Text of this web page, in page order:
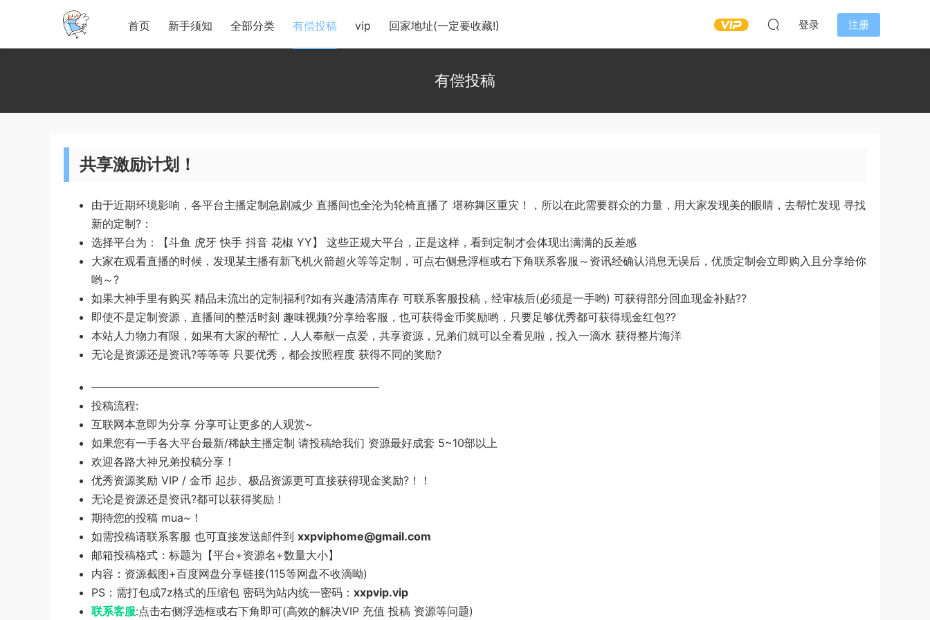
首页 新手须知 全部分类 有偿投稿 vip 回家地址(一定要收藏!) 登录 注册
有偿投稿
共享激励计划！
由于近期环境影响，各平台主播定制急剧减少 直播间也全沦为轮椅直播了 堪称舞区重灾！，所以在此需要群众的力量，用大家发现美的眼睛，去帮忙发现 寻找
新的定制?：
选择平台为：【斗鱼 虎牙 快手 抖音 花椒 YY】 这些正规大平台，正是这样，看到定制才会体现出满满的反差感
大家在观看直播的时候，发现某主播有新飞机️火箭超火等等定制，可点右侧悬浮框或右下角联系客服～资讯经确认消息无误后，优质定制会立即购入且分享给你
哟～?
如果大神手里有购买 精品未流出的定制福利?如有兴趣清清库存 可联系客服投稿，经审核后(必须是一手哟) 可获得部分回血现金补贴??
即使不是定制资源，直播间的整活时刻 趣味视频?分享给客服，也可获得金币奖励哟，只要足够优秀都可获得现金红包??
本站人力物力有限，如果有大家的帮忙，人人奉献一点爱，共享资源，兄弟们就可以全看见啦‍️‍‍，投入一滴水 获得整片海洋
无论是资源还是资讯?等等等 只要优秀，都会按照程度 获得不同的奖励?
——————————————————————————
投稿流程:
互联网本意即为分享 分享可让更多的人观赏~
如果您有一手各大平台最新/稀缺主播定制 请投稿给我们 资源最好成套 5~10部以上
欢迎各路大神兄弟投稿分享！
优秀资源奖励 VIP / 金币 起步、极品资源更可直接获得现金奖励?！！
无论是资源还是资讯?都可以获得奖励！
期待您的投稿 mua~！
如需投稿请联系客服 也可直接发送邮件到 xxpviphome@gmail.com
邮箱投稿格式：标题为【平台+资源名+数量大小】
内容：资源截图+百度网盘分享链接(115等网盘不收滴呦)
PS：需打包成7z格式的压缩包 密码为站内统一密码： xxpvip.vip
联系客服:点击右侧浮选框或右下角即可(高效的解决VIP 充值 投稿 资源等问题)